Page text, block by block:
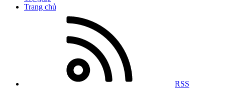
Trang chủ
RSS